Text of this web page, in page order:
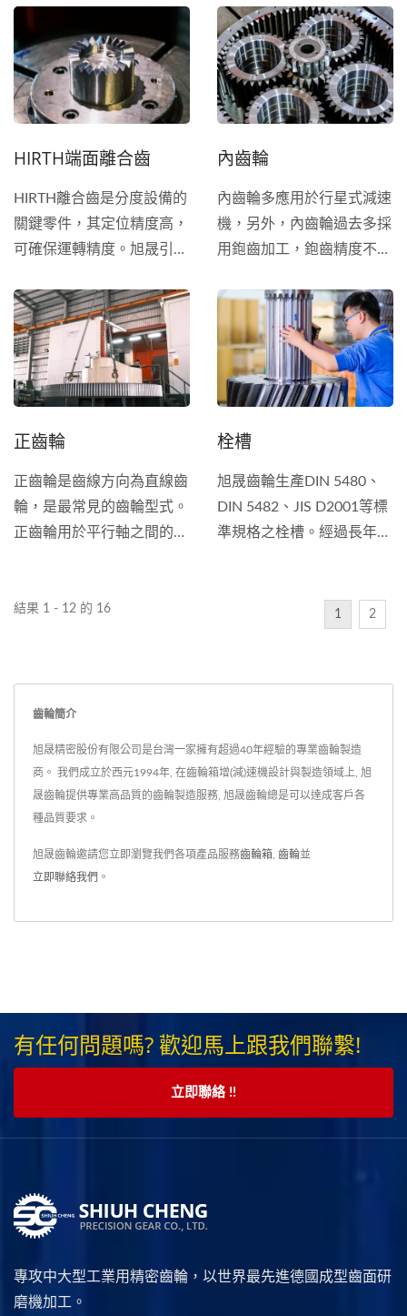
齒輪相比，螺旋齒輪有更佳
的齒強度與更高的承載力。
另外，...
無異音。此類齒輪的軸承多
會使用巴式合金。
HIRTH端面離合齒
HIRTH離合齒是分度設備的
關鍵零件，其定位精度高，
可確保運轉精度。旭晟引進
高精密離合齒輪的需求。離
合齒使用高級鋼材，硬度
高，耐衝擊，廣泛應用於刀
塔、CNC鑽孔攻牙機以及各
種角度定位裝置…等等，產
良，深得業界肯定與信任。
我們接受各式量產規格之離
合齒訂製外，以滿足不同海
內外買主的需求。
內齒輪
內齒輪多應用於行星式減速
機，另外，內齒輪過去多採
用鉋齒加工，鉋齒精度不佳
需求；為此，旭晟引進多台
德國內齒輪研磨機，針對內
齒輪熱處理後的變形，可透
過齒研後可提升精度、增加
強度、消除噪音。
正齒輪
正齒輪是齒線方向為直線齒
輪，是最常見的齒輪型式。
正齒輪用於平行軸之間的傳
於製造不同尺寸與領域的高
我們的精密研磨正齒輪可以
達到高精度要求，可達
機，以符合客戶對品質與交
期的需求。
栓槽
旭晟齒輪生產DIN 5480、
DIN 5482、JIS D2001等標
準規格之栓槽。經過長年的
結果 1 - 12 的 16 1 2
齒輪簡介
旭晟精密股份有限公司是台灣一家擁有超過40年經驗的專業齒輪製造
商。 我們成立於西元1994年, 在齒輪箱增(減)速機設計與製造領域上, 旭
晟齒輪提供專業高品質的齒輪製造服務, 旭晟齒輪總是可以達成客戶各
種品質要求。
旭晟齒輪邀請您立即瀏覽我們各項產品服務齒輪箱 齒輪並
立即聯絡我們 。
有任何問題嗎? 歡迎馬上跟我們聯繫!
立即聯絡 !!
專攻中大型工業用精密齒輪，以世界最先進德國成型齒面研
磨機加工。